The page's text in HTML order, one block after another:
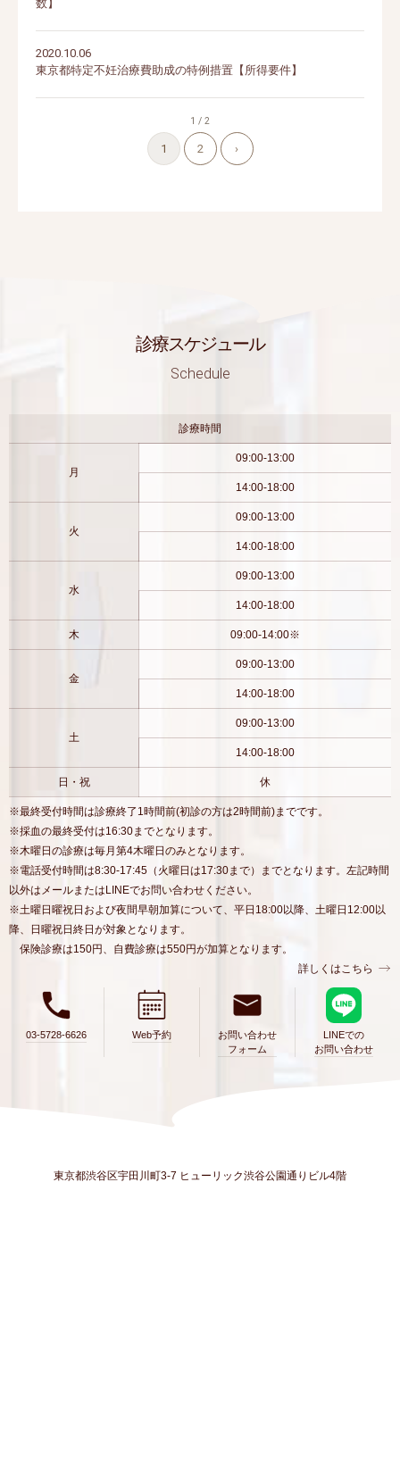
数】
2020.10.06
東京都特定不妊治療費助成の特例措置【所得要件】
1 / 2
1 2 ›
診療スケジュール
Schedule
診療時間
月
09:00-13:00
14:00-18:00
火
09:00-13:00
14:00-18:00
水
09:00-13:00
14:00-18:00
木 09:00-14:00※
金
09:00-13:00
14:00-18:00
土
09:00-13:00
14:00-18:00
日・祝 休
※最終受付時間は診療終了1時間前(初診の方は2時間前)までです。
※採血の最終受付は16:30までとなります。
※木曜日の診療は毎月第4木曜日のみとなります。
※電話受付時間は8:30-17:45（火曜日は17:30まで）までとなります。左記時間
以外はメールまたはLINEでお問い合わせください。
※土曜日曜祝日および夜間早朝加算について、平日18:00以降、土曜日12:00以
降、日曜祝日終日が対象となります。
保険診療は150円、自費診療は550円が加算となります。
詳しくはこちら
03-5728-6626 Web予約
お問い合わせ
フォーム
LINEでの
お問い合わせ
東京都渋谷区宇田川町3-7 ヒューリック渋谷公園通りビル4階